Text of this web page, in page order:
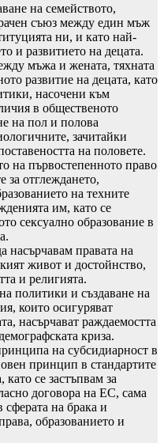
на семейството,
съюз между един мъж
ни, и като най-
и развитието на децата.
мъжа и жената, тяхната
развитие на децата, като
насочени към
в общественото
на пол и полова
зачитайки
на половете.
на първостепенното право
за отглеждането,
на техните
им, като се
сексуално образование в
насърчавам правата на
живот и достойнство,
и религията.
политики и създаване на
които осигуряват
насърчават раждаемостта
криза.
на субсидиарност в
принцип в стандартите
се застъпвам за
договора на ЕС, сама
сферата на брака и
образованието и